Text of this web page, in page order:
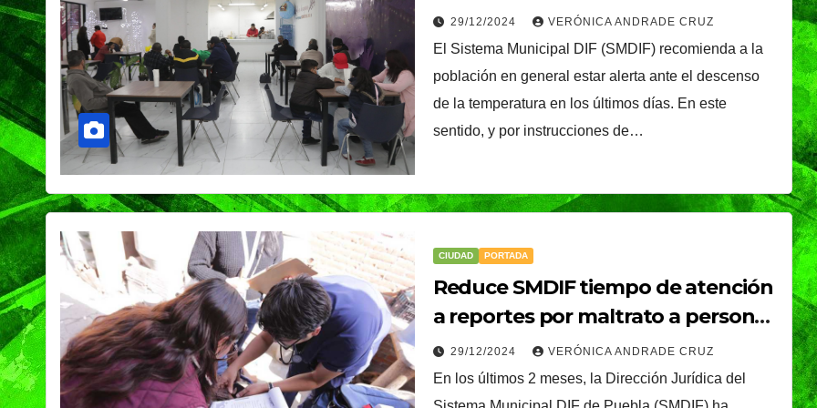
temperaturas en la Ciudad de
Puebla
29/12/2024 VERÓNICA ANDRADE CRUZ
El Sistema Municipal DIF (SMDIF) recomienda a la
población en general estar alerta ante el descenso
de la temperatura en los últimos días. En este
sentido, y por instrucciones de…
CIUDAD PORTADA
Reduce SMDIF tiempo de atención
a reportes por maltrato a personas
adultas mayores
29/12/2024 VERÓNICA ANDRADE CRUZ
En los últimos 2 meses, la Dirección Jurídica del
PORTADA TENDENCIA VIDA │ ESTILO TENDENCIA VIDA │ ESTILO